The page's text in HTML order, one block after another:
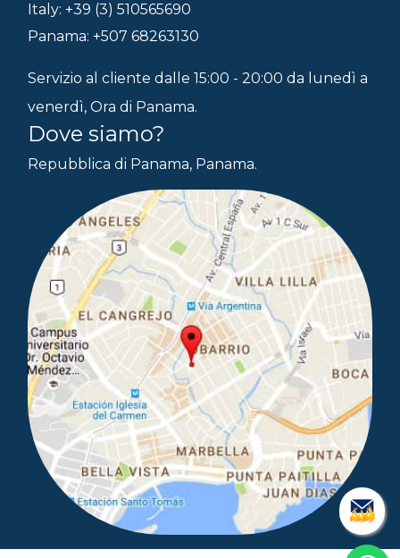
Italy: +39 (3) 510565690
Panama: +507 68263130
Servizio al cliente dalle 15:00 - 20:00 da lunedì a
venerdì, Ora di Panama.
Dove siamo?
Repubblica di Panama, Panama.